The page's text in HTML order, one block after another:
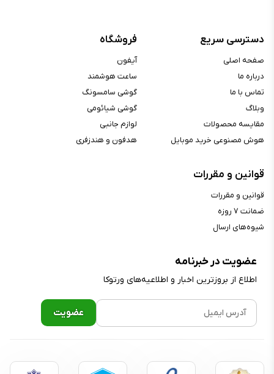
عضویت در خبرنامه
اطلاع از بروز‌ترین اخبار و اطلاعیه‌های ورتوکا
دسترسی سریع
صفحه اصلی
درباره ما
تماس با ما
وبلاگ
مقایسه محصولات
هوش مصنوعی خرید موبایل
فروشگاه
آیفون
ساعت هوشمند
گوشی سامسونگ
گوشی شیائومی
لوازم جانبی
هدفون و هندزفری
قوانین و مقررات
قوانین و مقررات
ضمانت ۷ روزه
شیوه‌های ارسال